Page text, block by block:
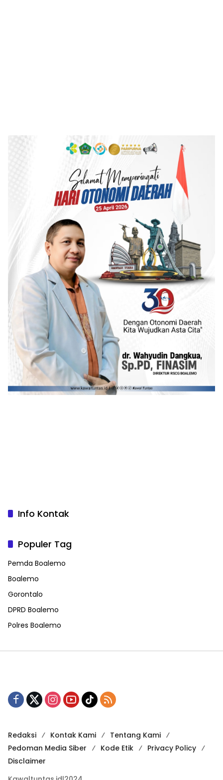
Info Kontak
Populer Tag
Pemda Boalemo
Boalemo
Gorontalo
DPRD Boalemo
Polres Boalemo
Redaksi Kontak Kami
Tentang Kami
Pedoman Media Siber
Kode Etik
Privacy Policy
Disclaimer